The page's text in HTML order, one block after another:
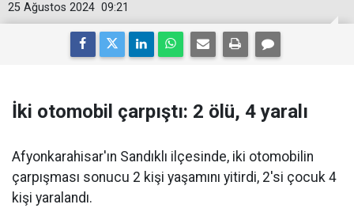
09:21
25 Ağustos 2024
İki otomobil çarpıştı: 2 ölü, 4 yaralı
Afyonkarahisar'ın Sandıklı ilçesinde, iki otomobilin
çarpışması sonucu 2 kişi yaşamını yitirdi, 2'si çocuk 4
kişi yaralandı.